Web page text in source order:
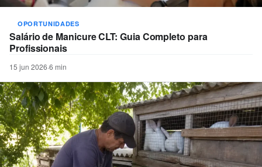
OPORTUNIDADES
Salário de Manicure CLT: Guia Completo para
Profissionais
15 jun 2026·6 min